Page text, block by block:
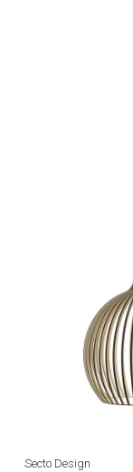
Secto Design